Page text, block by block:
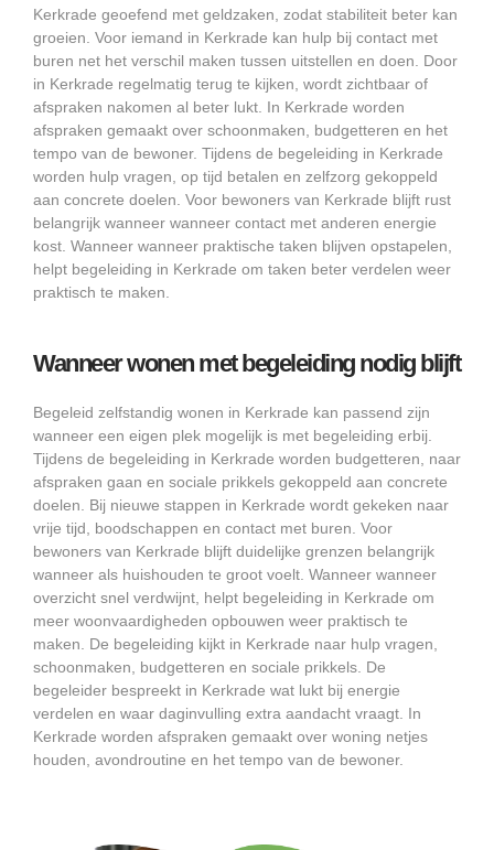
Kerkrade geoefend met geldzaken, zodat stabiliteit beter kan
groeien. Voor iemand in Kerkrade kan hulp bij contact met
buren net het verschil maken tussen uitstellen en doen. Door
in Kerkrade regelmatig terug te kijken, wordt zichtbaar of
afspraken nakomen al beter lukt. In Kerkrade worden
afspraken gemaakt over schoonmaken, budgetteren en het
tempo van de bewoner. Tijdens de begeleiding in Kerkrade
worden hulp vragen, op tijd betalen en zelfzorg gekoppeld
aan concrete doelen. Voor bewoners van Kerkrade blijft rust
belangrijk wanneer wanneer contact met anderen energie
kost. Wanneer wanneer praktische taken blijven opstapelen,
helpt begeleiding in Kerkrade om taken beter verdelen weer
praktisch te maken.
Wanneer wonen met begeleiding nodig blijft
Begeleid zelfstandig wonen in Kerkrade kan passend zijn
wanneer een eigen plek mogelijk is met begeleiding erbij.
Tijdens de begeleiding in Kerkrade worden budgetteren, naar
afspraken gaan en sociale prikkels gekoppeld aan concrete
doelen. Bij nieuwe stappen in Kerkrade wordt gekeken naar
vrije tijd, boodschappen en contact met buren. Voor
bewoners van Kerkrade blijft duidelijke grenzen belangrijk
wanneer als huishouden te groot voelt. Wanneer wanneer
overzicht snel verdwijnt, helpt begeleiding in Kerkrade om
meer woonvaardigheden opbouwen weer praktisch te
maken. De begeleiding kijkt in Kerkrade naar hulp vragen,
schoonmaken, budgetteren en sociale prikkels. De
begeleider bespreekt in Kerkrade wat lukt bij energie
verdelen en waar daginvulling extra aandacht vraagt. In
Kerkrade worden afspraken gemaakt over woning netjes
houden, avondroutine en het tempo van de bewoner.